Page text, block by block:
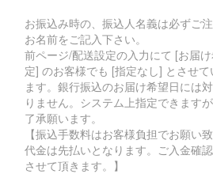
お振込み時の、振込人名義は必ずご
お名前をご記入下さい。
前ページ/配送設定の入力にて [お届
定] のお客様でも [指定なし] とさせて
ます。銀行振込のお届け希望日には
りません。システム上指定できます
了承願います。
【振込手数料はお客様負担でお願い致
代金は先払いとなります。ご入金確
させて頂きます。】